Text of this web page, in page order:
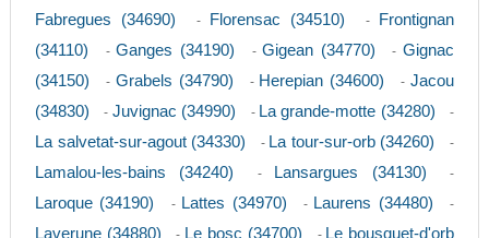
Fabregues (34690) - Florensac (34510) -
Frontignan
(34110)
-Ganges (34190) -Gigean (34770) -Gignac
(34150)
- Grabels (34790) - Herepian (34600) -Jacou
(34830)
- Juvignac (34990) - La grande-motte (34280) -
La salvetat-sur-agout (34330) - La tour-sur-orb (34260) -
Lamalou-les-bains (34240) - Lansargues (34130) -
Laroque (34190) - Lattes (34970) - Laurens (34480) -
Laverune (34880) Le bosc (34700)
Le bousquet-d'orb